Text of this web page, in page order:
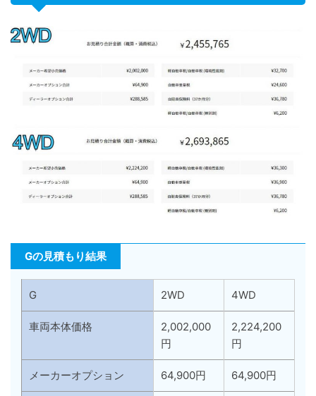
Gの見積もり結果
G 2WD 4WD
車両本体価格
2,002,000
円
2,224,200
円
メーカーオプション 64,900円 64,900円